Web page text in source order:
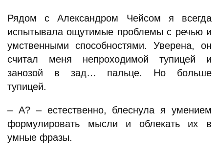
Рядом с Александром Чейсом я всегда
испытывала ощутимые проблемы с речью и
умственными способностями. Уверена, он
считал меня непроходимой тупицей и
занозой в зад… пальце. Но больше
тупицей.
– А? – естественно, блеснула я умением
формулировать мысли и облекать их в
умные фразы.